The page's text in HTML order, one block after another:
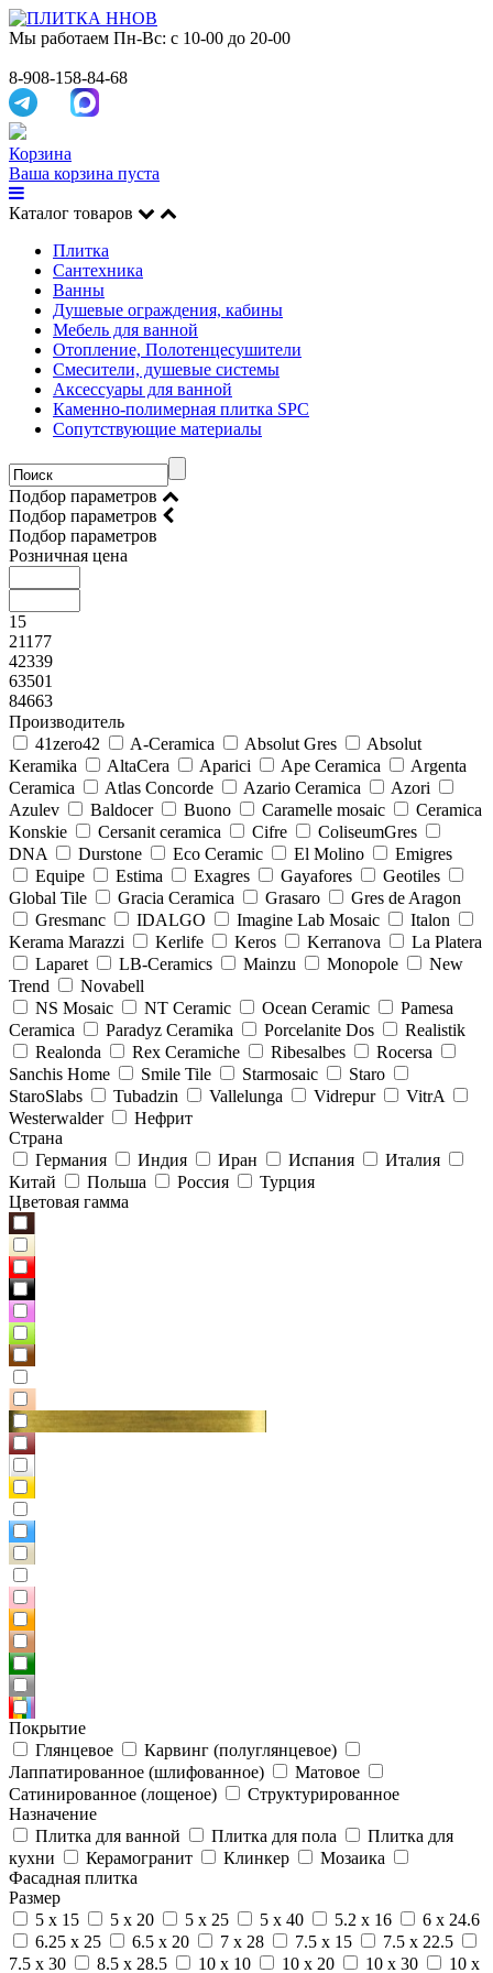
Мы работаем Пн-Вс: с 10-00 до 20-00
8-908-158-84-68
Корзина
Ваша корзина пуста
Каталог товаров
Плитка
Сантехника
Ванны
Душевые ограждения, кабины
Мебель для ванной
Отопление, Полотенцесушители
Смесители, душевые системы
Аксессуары для ванной
Каменно-полимерная плитка SPC
Сопутствующие материалы
Подбор параметров
Подбор параметров
Подбор параметров
Розничная цена
15
21177
42339
63501
84663
Производитель
41zero42
A-Ceramica Absolut Gres
Absolut
Keramika
AltaCera Aparici Ape Ceramica
Argenta
Ceramica
Atlas Concorde Azario Ceramica
Azori
Azulev
Baldocer Buono Caramelle mosaic
Ceramica
Konskie
Cersanit ceramica Cifre
ColiseumGres
DNA
Durstone Eco Ceramic El Molino
Emigres
Equipe
Estima Exagres Gayafores
Geotiles
Global Tile
Gracia Ceramica Grasaro
Gres de Aragon
Gresmanc
IDALGO Imagine Lab Mosaic
Italon
Kerama Marazzi
Kerlife Keros Kerranova
La Platera
Laparet
LB-Ceramics Mainzu Monopole
New
Trend
Novabell
NS Mosaic
NT Ceramic Ocean Ceramic
Pamesa
Ceramica
Paradyz Сeramika Porcelanite Dos
Realistik
Realonda
Rex Ceramiche Ribesalbes
Rocersa
Sanchis Home
Smile Tile Starmosaic
Staro
StaroSlabs
Tubadzin Vallelunga Vidrepur
VitrA
Westerwalder
Нефрит
Страна
Германия
Индия Иран Испания
Италия
Китай
Польша Россия
Турция
Цветовая гамма
Покрытие
Глянцевое
Карвинг (полуглянцевое)
Лаппатированное (шлифованное)
Матовое
Сатинированное (лощеное)
Структурированное
Назначение
Плитка для ванной
Плитка для пола
Плитка для
кухни
Керамогранит Клинкер
Мозаика
Фасадная плитка
Размер
5 x 15
5 x 20 5 x 25 5 x 40 5.2 x 16
6 x 24.6
6.25 x 25
6.5 x 20 7 x 28 7.5 x 15
7.5 x 22.5
7.5 x 30
8.5 x 28.5 10 x 10 10 x 20 10 x 30 10 x